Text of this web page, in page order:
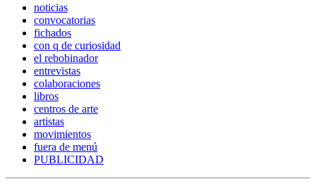
noticias
convocatorias
fichados
con q de curiosidad
el rebobinador
entrevistas
colaboraciones
libros
centros de arte
artistas
movimientos
fuera de menú
PUBLICIDAD